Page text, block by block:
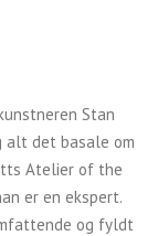
Stan
alt det basale om
Atelier of the
er en ekspert.
og fyldt